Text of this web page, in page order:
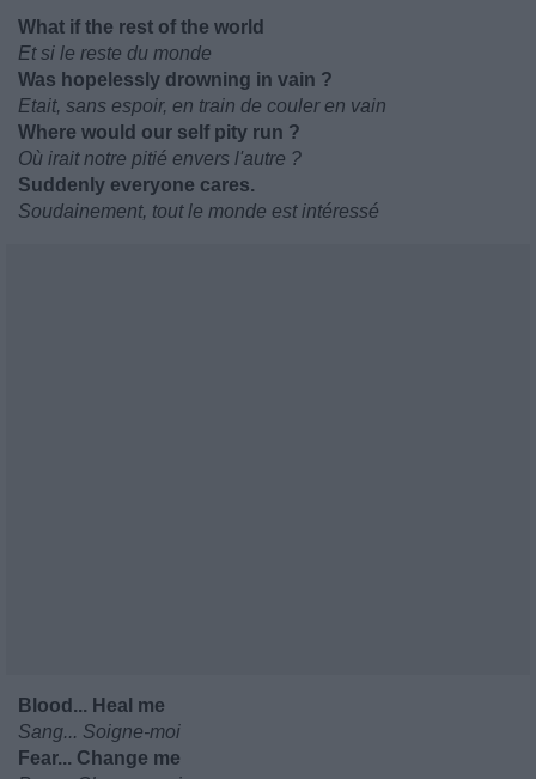
What if the rest of the world
Et si le reste du monde
Was hopelessly drowning in vain ?
Etait, sans espoir, en train de couler en vain
Where would our self pity run ?
Où irait notre pitié envers l'autre ?
Suddenly everyone cares.
Soudainement, tout le monde est intéressé
Blood... Heal me
Sang... Soigne-moi
Fear... Change me